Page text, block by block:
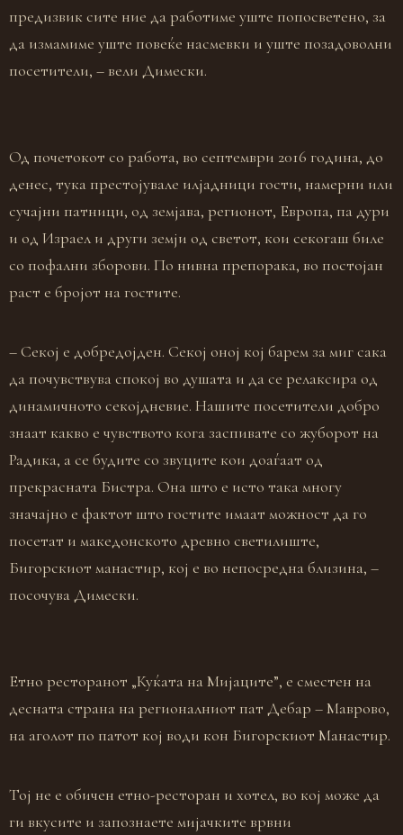
предизвик сите ние да работиме уште попосветено, за
да измамиме уште повеќе насмевки и уште позадоволни
посетители, – вели Димески.
Од почетокот со работа, во септември 2016 година, до
денес, тука престојувале илјадници гости, намерни или
сучајни патници, од земјава, регионот, Европа, па дури
и од Израел и други земји од светот, кои секогаш биле
со пофални зборови. По нивна препорака, во постојан
раст е бројот на гостите.
– Секој е добредојден. Секој оној кој барем за миг сака
да почувствува спокој во душата и да се релаксира од
динамичното секојдневие. Нашите посетители добро
знаат какво е чувството кога заспивате со жуборот на
Радика, а се будите со звуците кои доаѓаат од
прекрасната Бистра. Она што е исто така многу
значајно е фактот што гостите имаат можност да го
посетат и македонското древно светилиште,
Бигорскиот манастир, кој е во непосредна близина, –
посочува Димески.
Етно ресторанот „Куќата на Мијаците”, е сместен на
десната страна на регионалниот пат Дебар – Маврово,
на аголот по патот кој води кон Бигорскиот Манастир.
Тој не е обичен етно-ресторан и хотел, во кој може да
ги вкусите и запознаете мијачките врвни